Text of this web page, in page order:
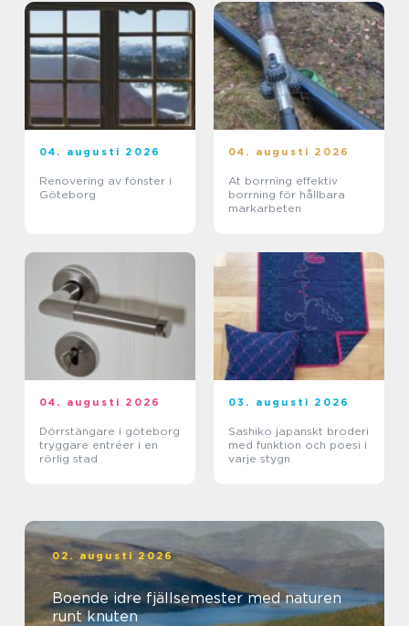
04. augusti 2026
Renovering av fönster i
Göteborg
04. augusti 2026
At borrning effektiv
borrning för hållbara
markarbeten
04. augusti 2026
Dörrstängare i göteborg
tryggare entréer i en
rörlig stad
03. augusti 2026
Sashiko japanskt broderi
med funktion och poesi i
varje stygn
02. augusti 2026
Boende idre fjällsemester med naturen
runt knuten